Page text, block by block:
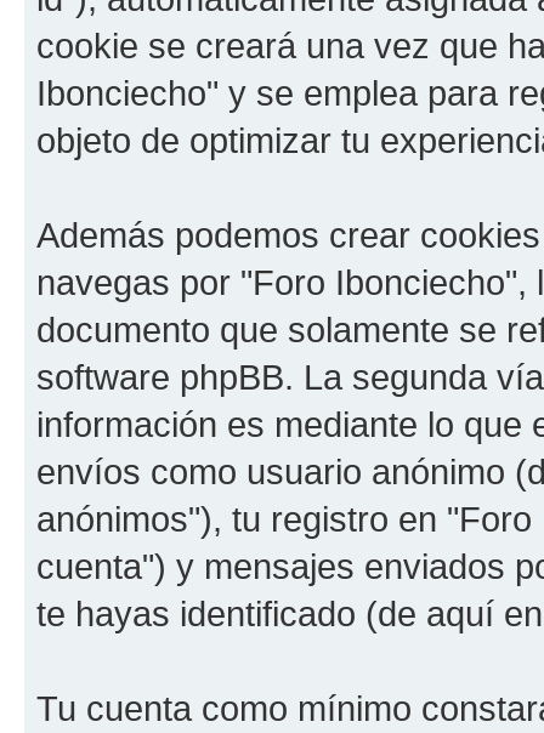
cookie se creará una vez que
Ibonciecho" y se emplea para
objeto de optimizar tu
Además podemos crear
navegas por "Foro
documento que solamente se
software phpBB. La segunda
información es mediante lo que
envíos como usuario anónimo
anónimos"), tu registro en
cuenta") y mensajes enviados
te hayas identificado (de aquí
Tu cuenta como mínimo